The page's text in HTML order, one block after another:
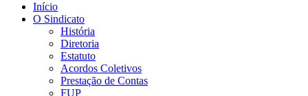
Início
O Sindicato
História
Diretoria
Estatuto
Acordos Coletivos
Prestação de Contas
FUP